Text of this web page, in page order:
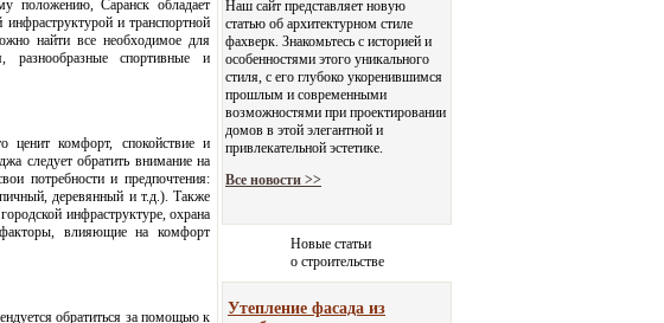
положению, Саранск обладает
и транспортной
найти все необходимое для
разнообразные спортивные и
ценит комфорт, спокойствие и
следует обратить внимание на
потребности и предпочтения:
деревянный и т.д.). Также
инфраструктуре, охрана
факторы, влияющие на комфорт
обратиться за помощью к
Наш сайт представляет новую
статью об архитектурном стиле
фахверк. Знакомьтесь с историей и
особенностями этого уникального
стиля, с его глубоко укоренившимся
прошлым и современными
возможностями при проектировании
домов в этой элегантной и
привлекательной эстетике.
Все новости >>
Новые статьи
о строительстве
Утепление фасада из